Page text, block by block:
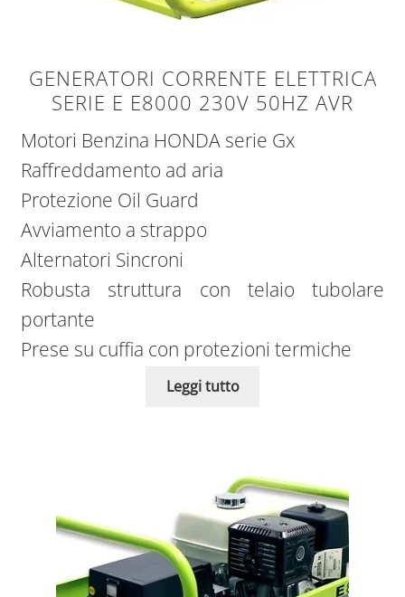
GENERATORI CORRENTE ELETTRICA
SERIE E E8000 230V 50HZ AVR
Motori Benzina HONDA serie Gx
Raffreddamento ad aria
Protezione Oil Guard
Avviamento a strappo
Alternatori Sincroni
Robusta struttura con telaio tubolare
portante
Prese su cuffia con protezioni termiche
Leggi tutto